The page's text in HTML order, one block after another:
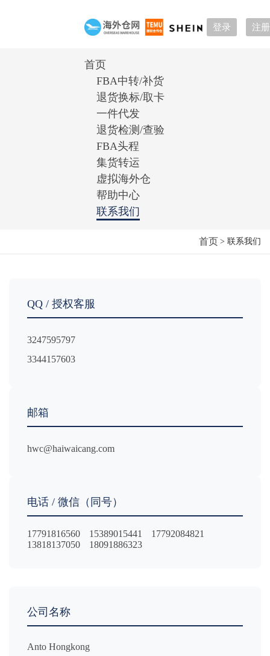
登录 注册
首页
FBA中转/补货
退货换标/取卡
一件代发
退货检测/查验
FBA头程
集货转运
虚拟海外仓
帮助中心
联系我们
首页 > 联系我们
QQ / 授权客服
3247595797
3344157603
邮箱
hwc@haiwaicang.com
电话 / 微信（同号）
17791816560 15389015441
17792084821
13818137050
18091886323
公司名称
Anto Hongkong